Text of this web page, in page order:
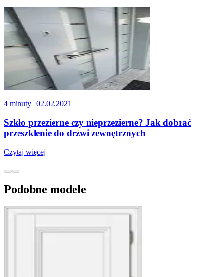
4 minuty | 02.02.2021
Szkło przezierne czy nieprzezierne? Jak dobrać
przeszklenie do drzwi zewnętrznych
Czytaj więcej
Podobne modele